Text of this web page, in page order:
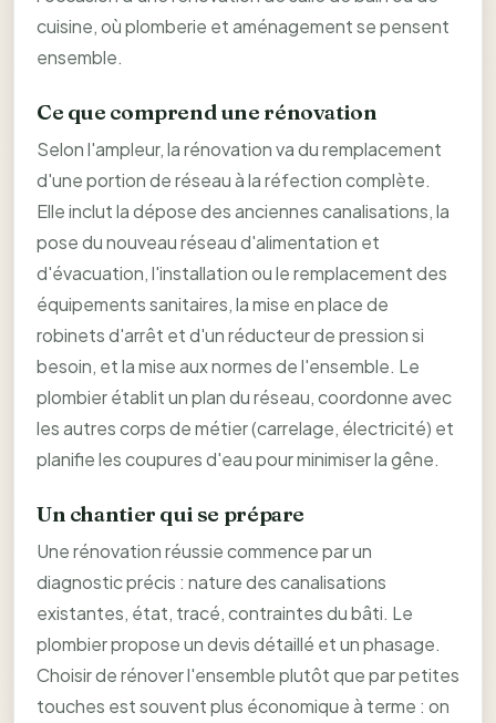
cuisine, où plomberie et aménagement se pensent
ensemble.
Ce que comprend une rénovation
Selon l'ampleur, la rénovation va du remplacement
d'une portion de réseau à la réfection complète.
Elle inclut la dépose des anciennes canalisations, la
pose du nouveau réseau d'alimentation et
d'évacuation, l'installation ou le remplacement des
équipements sanitaires, la mise en place de
robinets d'arrêt et d'un réducteur de pression si
besoin, et la mise aux normes de l'ensemble. Le
plombier établit un plan du réseau, coordonne avec
les autres corps de métier (carrelage, électricité) et
planifie les coupures d'eau pour minimiser la gêne.
Un chantier qui se prépare
Une rénovation réussie commence par un
diagnostic précis : nature des canalisations
existantes, état, tracé, contraintes du bâti. Le
plombier propose un devis détaillé et un phasage.
Choisir de rénover l'ensemble plutôt que par petites
touches est souvent plus économique à terme : on